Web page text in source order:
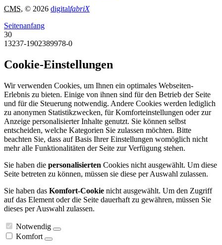
CMS, © 2026 digitalfabriX
Seitenanfang
30
13237-1902389978-0
Cookie-Einstellungen
Wir verwenden Cookies, um Ihnen ein optimales Webseiten-
Erlebnis zu bieten. Einige von ihnen sind für den Betrieb der Seite
und für die Steuerung notwendig. Andere Cookies werden lediglich
zu anonymen Statistikzwecken, für Komforteinstellungen oder zur
Anzeige personalisierter Inhalte genutzt. Sie können selbst
entscheiden, welche Kategorien Sie zulassen möchten. Bitte
beachten Sie, dass auf Basis Ihrer Einstellungen womöglich nicht
mehr alle Funktionalitäten der Seite zur Verfügung stehen.
Sie haben die personalisierten Cookies nicht ausgewählt. Um diese
Seite betreten zu können, müssen sie diese per Auswahl zulassen.
Sie haben das Komfort-Cookie nicht ausgewählt. Um den Zugriff
auf das Element oder die Seite dauerhaft zu gewähren, müssen Sie
dieses per Auswahl zulassen.
Notwendig
Komfort